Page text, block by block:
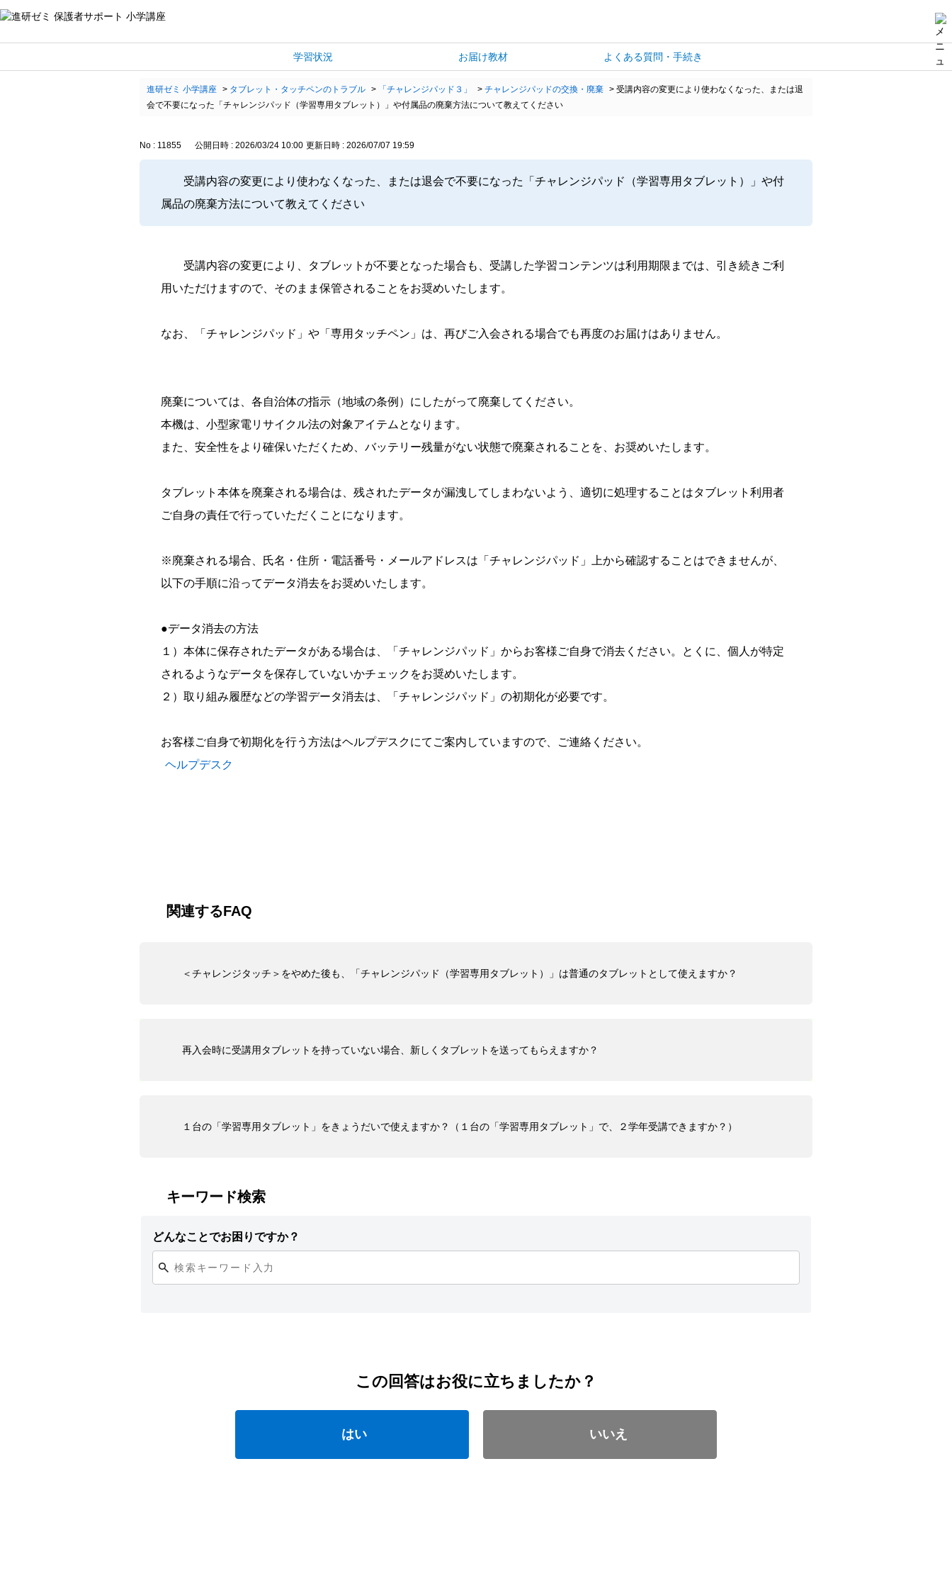
学習状況 お届け教材 よくある質問・手続き
進研ゼミ 小学講座 > タブレット・タッチペンのトラブル > 「チャレンジパッド３」 > チャレンジパッドの交換・廃棄 > 受講内容の変更により使わなくなった、または退
会で不要になった「チャレンジパッド（学習専用タブレット）」や付属品の廃棄方法について教えてください
No : 11855 公開日時 : 2026/03/24 10:00 更新日時 : 2026/07/07 19:59
受講内容の変更により使わなくなった、または退会で不要になった「チャレンジパッド（学習専用タブレット）」や付
属品の廃棄方法について教えてください
受講内容の変更により、タブレットが不要となった場合も、受講した学習コンテンツは利用期限までは、引き続きご利
用いただけますので、そのまま保管されることをお奨めいたします。
なお、「チャレンジパッド」や「専用タッチペン」は、再びご入会される場合でも再度のお届けはありません。
廃棄については、各自治体の指示（地域の条例）にしたがって廃棄してください。
本機は、小型家電リサイクル法の対象アイテムとなります。
また、安全性をより確保いただくため、バッテリー残量がない状態で廃棄されることを、お奨めいたします。
タブレット本体を廃棄される場合は、残されたデータが漏洩してしまわないよう、適切に処理することはタブレット利用者
ご自身の責任で行っていただくことになります。
※廃棄される場合、氏名・住所・電話番号・メールアドレスは「チャレンジパッド」上から確認することはできませんが、
以下の手順に沿ってデータ消去をお奨めいたします。
●データ消去の方法
１）本体に保存されたデータがある場合は、「チャレンジパッド」からお客様ご自身で消去ください。とくに、個人が特定
されるようなデータを保存していないかチェックをお奨めいたします。
２）取り組み履歴などの学習データ消去は、「チャレンジパッド」の初期化が必要です。
お客様ご自身で初期化を行う方法はヘルプデスクにてご案内していますので、ご連絡ください。
ヘルプデスク
関連するFAQ
＜チャレンジタッチ＞をやめた後も、「チャレンジパッド（学習専用タブレット）」は普通のタブレットとして使えますか？
再入会時に受講用タブレットを持っていない場合、新しくタブレットを送ってもらえますか？
１台の「学習専用タブレット」をきょうだいで使えますか？（１台の「学習専用タブレット」で、２学年受講できますか？）
キーワード検索
どんなことでお困りですか？
この回答はお役に立ちましたか？
はい いいえ